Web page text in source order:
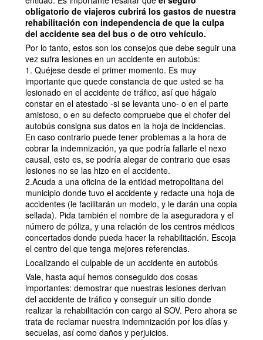
obligatorio de viajeros cubrirá los gastos de nuestra
rehabilitación con independencia de que la culpa
del accidente sea del bus o de otro vehículo.
Por lo tanto, estos son los consejos que debe seguir una
vez sufra lesiones en un accidente en autobús:
1. Quéjese desde el primer momento. Es muy
importante que quede constancia de que usted se ha
lesionado en el accidente de tráfico, así que hágalo
constar en el atestado -si se levanta uno- o en el parte
amistoso, o en su defecto compruebe que el chofer del
autobús consigna sus datos en la hoja de incidencias.
En caso contrario puede tener problemas a la hora de
cobrar la indemnización, ya que podría fallarle el nexo
causal, esto es, se podría alegar de contrario que esas
lesiones no se las hizo en el accidente.
2.Acuda a una oficina de la entidad metropolitana del
municipio donde tuvo el accidente y redacte una hoja de
accidentes (le facilitarán un modelo, y le darán una copia
sellada). Pida también el nombre de la aseguradora y el
número de póliza, y una relación de los centros médicos
concertados donde pueda hacer la rehabilitación. Escoja
el centro del que tenga mejores referencias.
Localizando el culpable de un accidente en autobús
Vale, hasta aquí hemos conseguido dos cosas
importantes: demostrar que nuestras lesiones derivan
del accidente de tráfico y conseguir un sitio donde
realizar la rehabilitación con cargo al SOV. Pero ahora se
trata de reclamar nuestra indemnización por los días y
secuelas, así como daños y perjuicios.